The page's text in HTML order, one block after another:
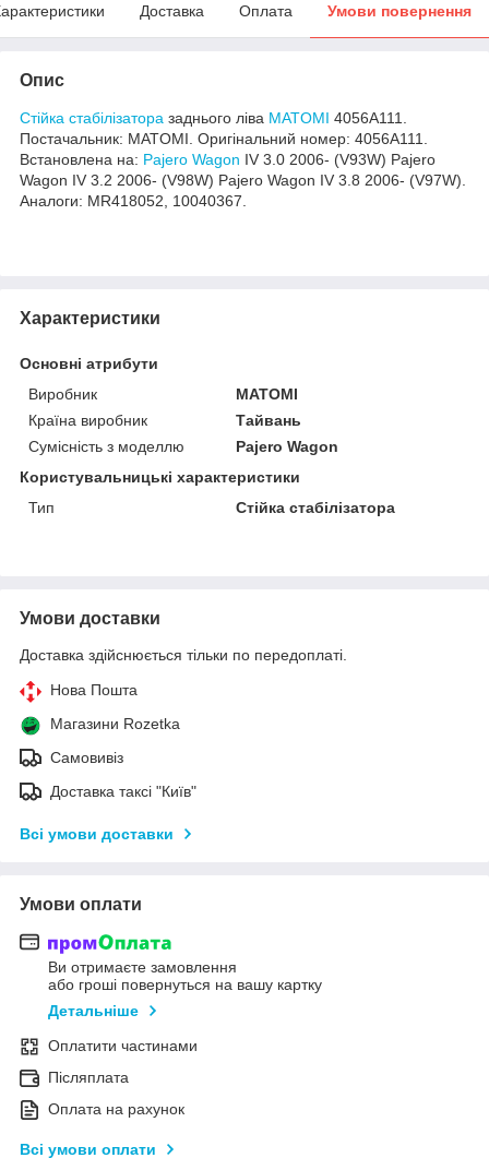
Доставка Оплата Умови повернення
Опис
Стійка стабілізатора заднього ліва MATOMI 4056A111.
Постачальник: MATOMI. Оригінальний номер: 4056A111.
Встановлена на: Pajero Wagon IV 3.0 2006- (V93W) Pajero
Wagon IV 3.2 2006- (V98W) Pajero Wagon IV 3.8 2006- (V97W).
Аналоги: MR418052, 10040367.
Характеристики
Основні атрибути
Виробник
MATOMI
Країна виробник
Тайвань
Сумісність з моделлю
Pajero Wagon
Користувальницькі характеристики
Тип
Стійка стабілізатора
Умови доставки
Доставка здійснюється тільки по передоплаті.
Нова Пошта
Магазини Rozetka
Самовивіз
Доставка таксі "Київ"
Всі умови доставки
Умови оплати
Ви отримаєте замовлення
або гроші повернуться на вашу картку
Детальніше
Оплатити частинами
Післяплата
Оплата на рахунок
Всі умови оплати